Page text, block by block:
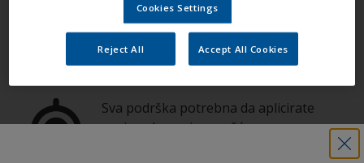
Pronađite najbolje proizvode kako bi
Vaša brodica bila u vrhunskom stanju
Sva podrška potrebna da aplicirate
proizvode sa sigurnošću
Cookies Settings
Reject All Accept All Cookies